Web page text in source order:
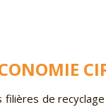
filières de